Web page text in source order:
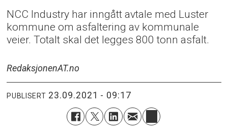
NCC Industry har inngått avtale med Luster
kommune om asfaltering av kommunale
veier. Totalt skal det legges 800 tonn asfalt.
RedaksjonenAT.no
PUBLISERT 23.09.2021 - 09:17